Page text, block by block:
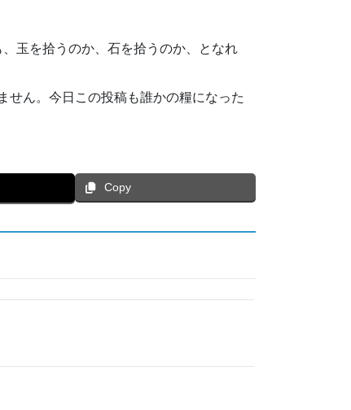
玉を拾うのか、石を拾うのか、となれ
せん。今日この投稿も誰かの糧になった
Copy